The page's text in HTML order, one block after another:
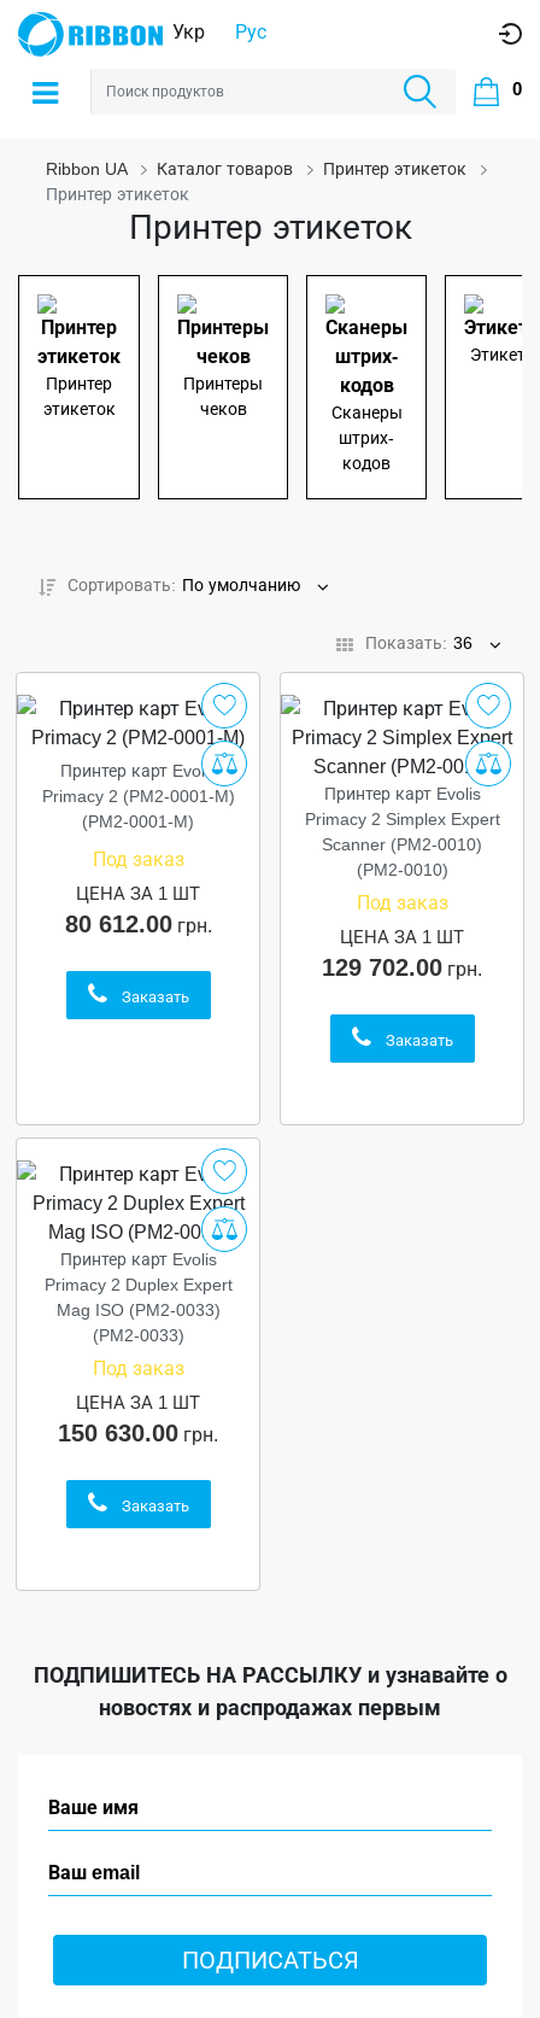
Укр Рус
0
Ribbon UA Каталог товаров
Принтер этикеток
Принтер этикеток
Принтер этикеток
Принтер
этикеток
Принтеры
чеков
Сканеры
штрих-
кодов
Сортировать: По умолчанию
Показать: 36
Принтер карт Evolis
Primacy 2 (PM2-0001-M)
(PM2-0001-M)
Под заказ
80 612.00грн.
ЦЕНА ЗА 1 ШТ
Заказать
Принтер карт Evolis
Primacy 2 Simplex Expert
Scanner (PM2-0010)
(PM2-0010)
Под заказ
129 702.00 грн.
ЦЕНА ЗА 1 ШТ
Заказать
Принтер карт Evolis
Primacy 2 Duplex Expert
Mag ISO (PM2-0033)
(PM2-0033)
Под заказ
150 630.00 грн.
ЦЕНА ЗА 1 ШТ
Заказать
ПОДПИШИТЕСЬ НА РАССЫЛКУи узнавайте о
новостях и распродажах первым
ПОДПИСАТЬСЯ